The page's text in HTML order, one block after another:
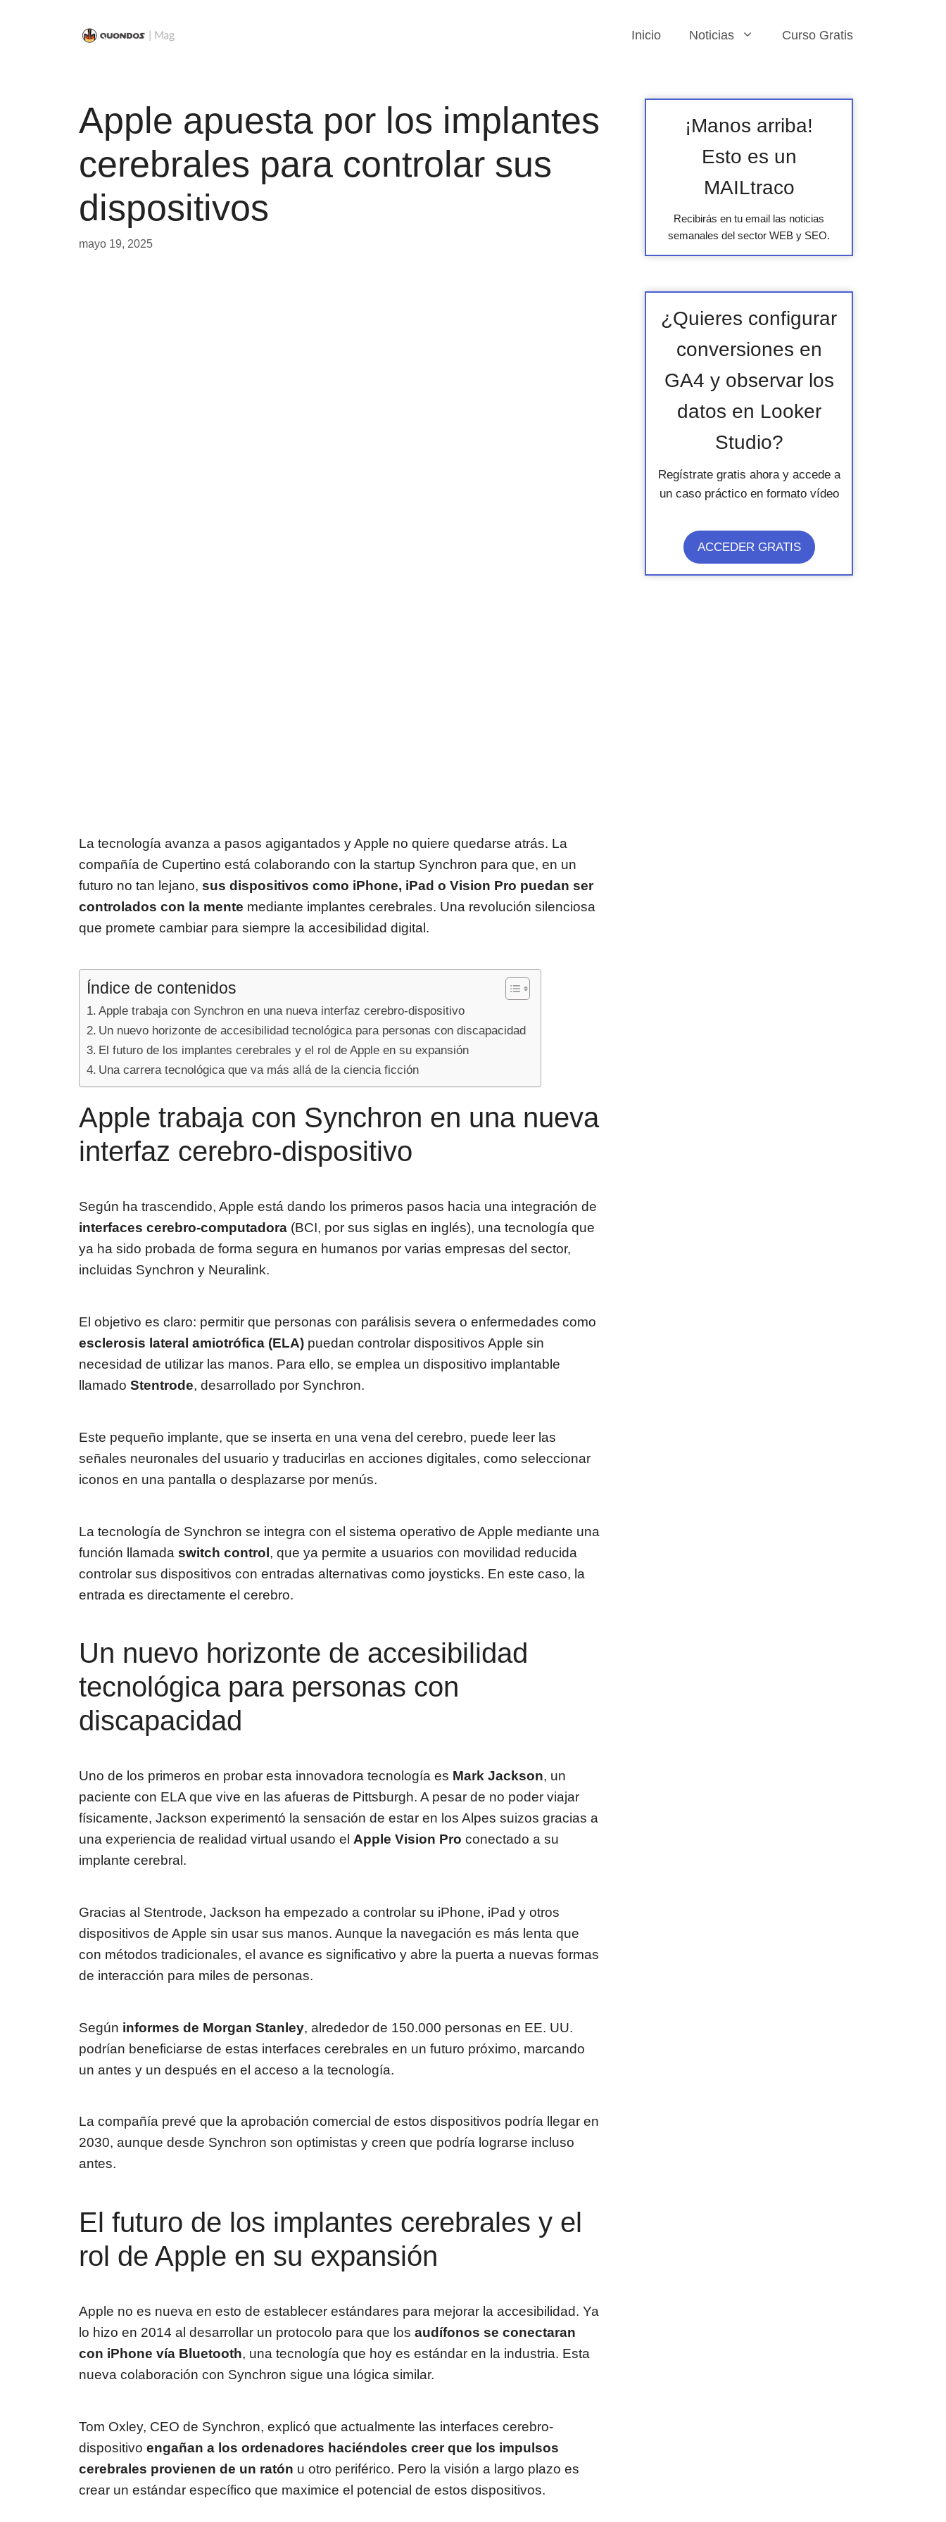
Inicio Noticias Curso Gratis
Apple apuesta por los implantes
cerebrales para controlar sus
dispositivos
mayo 19, 2025
La tecnología avanza a pasos agigantados y Apple no quiere quedarse atrás. La
compañía de Cupertino está colaborando con la startup Synchron para que, en un
futuro no tan lejano, sus dispositivos como iPhone, iPad o Vision Pro puedan ser
controlados con la mente mediante implantes cerebrales. Una revolución silenciosa
que promete cambiar para siempre la accesibilidad digital.
Índice de contenidos
Apple trabaja con Synchron en una nueva interfaz cerebro-dispositivo
Un nuevo horizonte de accesibilidad tecnológica para personas con discapacidad
El futuro de los implantes cerebrales y el rol de Apple en su expansión
Una carrera tecnológica que va más allá de la ciencia ficción
Apple trabaja con Synchron en una nueva
interfaz cerebro-dispositivo
Según ha trascendido, Apple está dando los primeros pasos hacia una integración de
interfaces cerebro-computadora (BCI, por sus siglas en inglés), una tecnología que
ya ha sido probada de forma segura en humanos por varias empresas del sector,
incluidas Synchron y Neuralink.
El objetivo es claro: permitir que personas con parálisis severa o enfermedades como
esclerosis lateral amiotrófica (ELA) puedan controlar dispositivos Apple sin
necesidad de utilizar las manos. Para ello, se emplea un dispositivo implantable
llamado Stentrode, desarrollado por Synchron.
Este pequeño implante, que se inserta en una vena del cerebro, puede leer las
señales neuronales del usuario y traducirlas en acciones digitales, como seleccionar
iconos en una pantalla o desplazarse por menús.
La tecnología de Synchron se integra con el sistema operativo de Apple mediante una
función llamada switch control, que ya permite a usuarios con movilidad reducida
controlar sus dispositivos con entradas alternativas como joysticks. En este caso, la
entrada es directamente el cerebro.
Un nuevo horizonte de accesibilidad
tecnológica para personas con
discapacidad
Uno de los primeros en probar esta innovadora tecnología es Mark Jackson, un
paciente con ELA que vive en las afueras de Pittsburgh. A pesar de no poder viajar
físicamente, Jackson experimentó la sensación de estar en los Alpes suizos gracias a
una experiencia de realidad virtual usando el Apple Vision Pro conectado a su
implante cerebral.
Gracias al Stentrode, Jackson ha empezado a controlar su iPhone, iPad y otros
dispositivos de Apple sin usar sus manos. Aunque la navegación es más lenta que
con métodos tradicionales, el avance es significativo y abre la puerta a nuevas formas
de interacción para miles de personas.
Según informes de Morgan Stanley, alrededor de 150.000 personas en EE. UU.
podrían beneficiarse de estas interfaces cerebrales en un futuro próximo, marcando
un antes y un después en el acceso a la tecnología.
La compañía prevé que la aprobación comercial de estos dispositivos podría llegar en
2030, aunque desde Synchron son optimistas y creen que podría lograrse incluso
antes.
El futuro de los implantes cerebrales y el
rol de Apple en su expansión
Apple no es nueva en esto de establecer estándares para mejorar la accesibilidad. Ya
lo hizo en 2014 al desarrollar un protocolo para que los audífonos se conectaran
con iPhone vía Bluetooth, una tecnología que hoy es estándar en la industria. Esta
nueva colaboración con Synchron sigue una lógica similar.
Tom Oxley, CEO de Synchron, explicó que actualmente las interfaces cerebro-
dispositivo engañan a los ordenadores haciéndoles creer que los impulsos
cerebrales provienen de un ratón u otro periférico. Pero la visión a largo plazo es
crear un estándar específico que maximice el potencial de estos dispositivos.
¡Manos arriba!
Esto es un
MAILtraco
Recibirás en tu email las noticias
semanales del sector WEB y SEO.
¿Quieres configurar
conversiones en
GA4 y observar los
datos en Looker
Studio?
Regístrate gratis ahora y accede a
un caso práctico en formato vídeo
ACCEDER GRATIS